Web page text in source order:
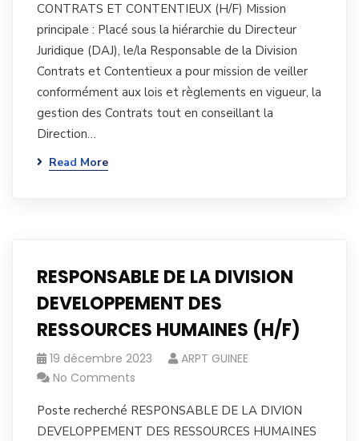
CONTRATS ET CONTENTIEUX (H/F) Mission
principale : Placé sous la hiérarchie du Directeur
Juridique (DAJ), le/la Responsable de la Division
Contrats et Contentieux a pour mission de veiller
conformément aux lois et règlements en vigueur, la
gestion des Contrats tout en conseillant la
Direction…
Read More
RESPONSABLE DE LA DIVISION
DEVELOPPEMENT DES
RESSOURCES HUMAINES (H/F)
19 décembre 2023
ARPT GUINEE
No Comments
Poste recherché RESPONSABLE DE LA DIVION
DEVELOPPEMENT DES RESSOURCES HUMAINES